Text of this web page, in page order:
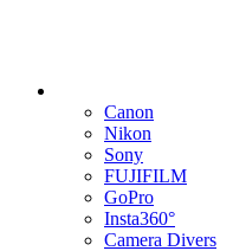
Canon
Nikon
Sony
FUJIFILM
GoPro
Insta360°
Camera Divers